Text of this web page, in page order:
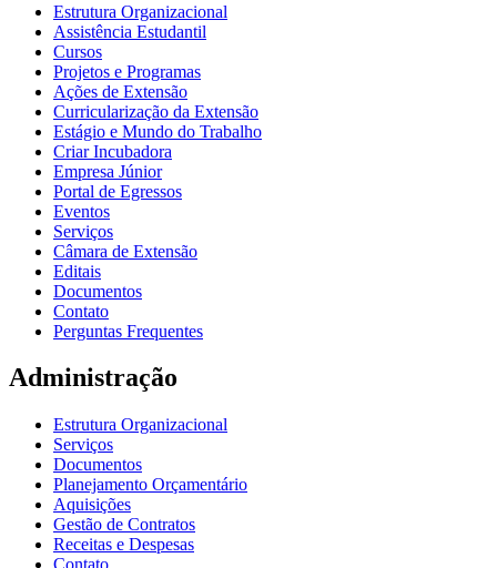
Estrutura Organizacional
Assistência Estudantil
Cursos
Projetos e Programas
Ações de Extensão
Curricularização da Extensão
Estágio e Mundo do Trabalho
Criar Incubadora
Empresa Júnior
Portal de Egressos
Eventos
Serviços
Câmara de Extensão
Editais
Documentos
Contato
Perguntas Frequentes
Administração
Estrutura Organizacional
Serviços
Documentos
Planejamento Orçamentário
Aquisições
Gestão de Contratos
Receitas e Despesas